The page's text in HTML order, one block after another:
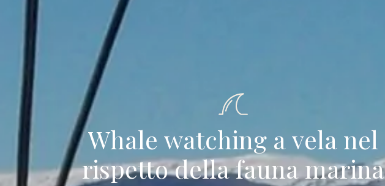
Whale watching avela nel
rispettodellafaunamarina